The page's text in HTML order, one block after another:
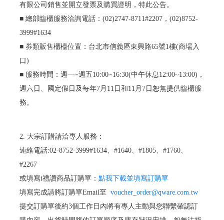
有限公司銷售並開立發票及購買證明，特此公告。
■ 總部臨櫃服務洽詢電話：(02)2747-8711#2207，(02)8752-
3999#1634
■ 券類販售櫃檯位置：台北市信義區東興路65號1樓(商場入
口)
■ 服務時間：週一~週五10:00~16:30(中午休息12:00~13:00)，
週六日、國定假日及每年7月11日和11月7日恕無提供臨櫃服
務。
2. 大宗訂購請洽專人服務：
連絡電話:02-8752-3999#1634、#1640、#1805、#1760、
#2267
或填寫i禮讚商品訂購單： 點我下載並填寫訂購單
填寫完成請將訂購單Email至 voucher_order@qware.com.tw
提交訂購單後約3個工作日內將有專人主動與您聯繫確認訂